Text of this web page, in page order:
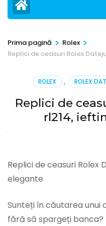
Prima pagină > Rolex >
Replici de ceasuri Rolex
ROLEX , ROLEX
Replici de
rl214,
Replici de ceasuri Rolex
elegante
Sunteți în căutarea unui
fără să spargeți